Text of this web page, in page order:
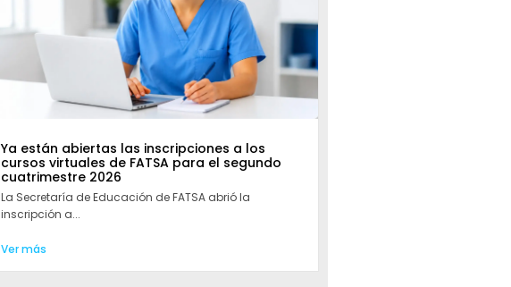
Ya están abiertas las inscripciones a los
cursos virtuales de FATSA para el segundo
cuatrimestre 2026
La Secretaría de Educación de FATSA abrió la
inscripción a...
Ver más